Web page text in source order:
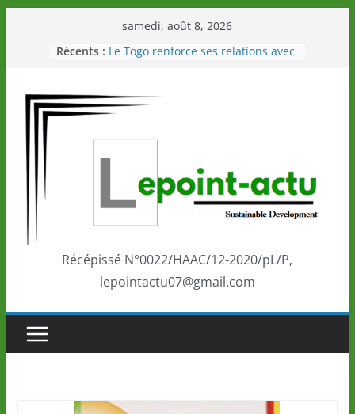
samedi, août 8, 2026
Récents : Le Togo renforce ses relations avec
Éléphants en Côte d’Ivoire
LOTO DETENTE”, un nouveau tirage
marque de confiance au Togo sur
la scène internationale au-delà des
performances de ses athlètes
Togo: Que retenir de la politique
éducation et de l’ambition de
Récépissé N°0022/HAAC/12-2020/pL/P,
lepointactu07@gmail.com